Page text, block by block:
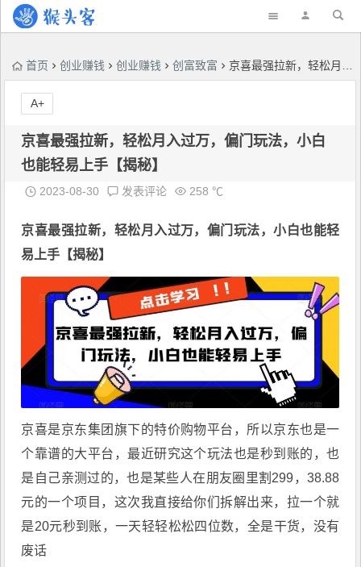
首页 创业赚钱 创业赚钱 创富致富 京喜最强拉新，轻松月入过万，偏门玩法，小白也能轻易上手【揭秘】
京喜最强拉新，轻松月入过万，偏门玩法，小白
也能轻易上手【揭秘】
2023-08-30 发表评论 258 ℃
京喜最强拉新，轻松月入过万，偏门玩法，小白也能轻
易上手【揭秘】
京喜是京东集团旗下的特价购物平台，所以京东也是一
个靠谱的大平台，最近研究这个玩法也是秒到账的，也
是自己亲测过的，也是某些人在朋友圈里割299，38.88
元的一个项目，这次我直接给你们拆解出来，拉一个就
是20元秒到账，一天轻轻松松四位数，全是干货，没有
废话
A+